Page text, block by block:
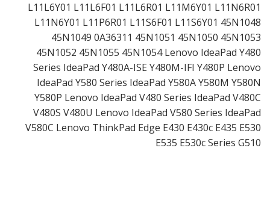
L11L6Y01 L11L6F01 L11L6R01 L11M6Y01 L11N6R01
L11N6Y01 L11P6R01 L11S6F01 L11S6Y01 45N1048
45N1049 0A36311 45N1051 45N1050 45N1053
45N1052 45N1055 45N1054 Lenovo IdeaPad Y480
Series IdeaPad Y480A-ISE Y480M-IFI Y480P Lenovo
IdeaPad Y580 Series IdeaPad Y580A Y580M Y580N
Y580P Lenovo IdeaPad V480 Series IdeaPad V480C
V480S V480U Lenovo IdeaPad V580 Series IdeaPad
V580C Lenovo ThinkPad Edge E430 E430c E435 E530
E535 E530c Series G510